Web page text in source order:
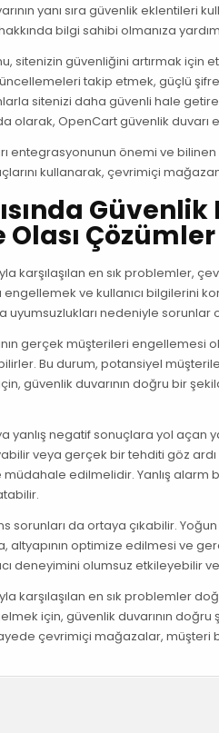
yanı sıra güvenlik eklentileri
bilgi sahibi olmanıza
sitenizin güvenliğini artırmak için
takip etmek, güçlü
sitenizi daha güvenli hale
olarak, OpenCart güvenlik
entegrasyonunun önemi ve
kullanarak, çevrimiçi
Güvenlik
Olası Çözümler
karşılaşılan en sık problemler,
engellemek ve kullanıcı bilgilerini
uyumsuzlukları nedeniyle sorunlar
gerçek müşterileri engellemesi
Bu durum, potansiyel
güvenlik duvarının doğru bir
yanlış negatif sonuçlara yol
veya gerçek bir tehditi göz
müdahale edilmelidir. Yanlış
sorunları da ortaya çıkabilir.
optimize edilmesi ve
deneyimini olumsuz etkileyebilir
karşılaşılan en sık problemler
için, güvenlik duvarının
çevrimiçi mağazalar,